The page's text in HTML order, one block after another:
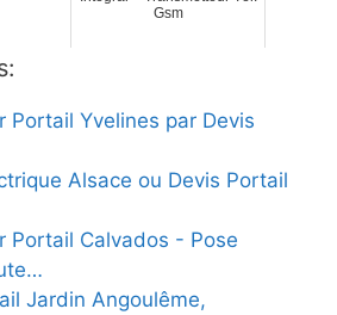
Gsm
Portail Yvelines par Devis
Alsace ou Devis Portail
Portail Calvados - Pose
Jardin Angoulême,